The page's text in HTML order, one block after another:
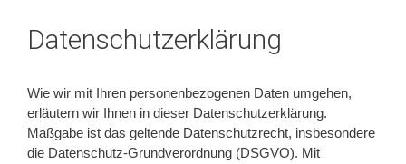
Datenschutzerklärung
Wie wir mit Ihren personenbezogenen Daten umgehen,
erläutern wir Ihnen in dieser Datenschutzerklärung.
Maßgabe ist das geltende Datenschutzrecht, insbesondere
die Datenschutz-Grundverordnung (DSGVO). Mit